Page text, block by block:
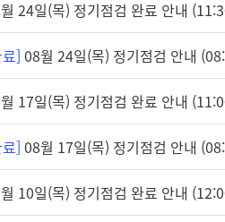
24일(목) 정기점검 완료 안내
] 08월 24일(목) 정기점검 안내
17일(목) 정기점검 완료 안내
] 08월 17일(목) 정기점검 안내
10일(목) 정기점검 완료 안내